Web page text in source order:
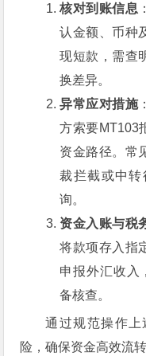
核对到账信息
认金额、币种
现短款，需查
换差异。
异常应对措施
方索要MT103
资金路径。常
裁拦截或中
询。
资金入账与税
将款项存入指
申报外汇收入
备核查。
通过规范操作
险，确保资金高效流转